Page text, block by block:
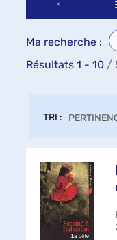
Ma recherche :
Résultats 1 - 10 /
TRI :